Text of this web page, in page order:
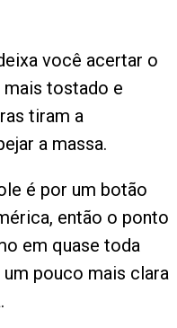
você acertar o
tostado e
tiram a
a massa.
é por um botão
então o ponto
em quase toda
pouco mais clara